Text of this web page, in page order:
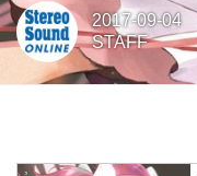
2017-09-04
STAFF